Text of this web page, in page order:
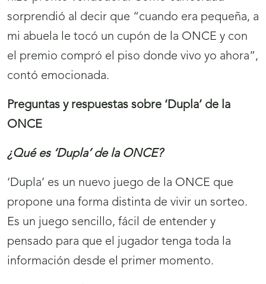
sorprendió al decir que “cuando era pequeña, a
mi abuela le tocó un cupón de la ONCE y con
el premio compró el piso donde vivo yo ahora”,
contó emocionada.
Preguntas y respuestas sobre ‘Dupla’ de la
ONCE
¿Qué es ‘Dupla’ de la ONCE?
‘Dupla’ es un nuevo juego de la ONCE que
propone una forma distinta de vivir un sorteo.
Es un juego sencillo, fácil de entender y
pensado para que el jugador tenga toda la
información desde el primer momento.